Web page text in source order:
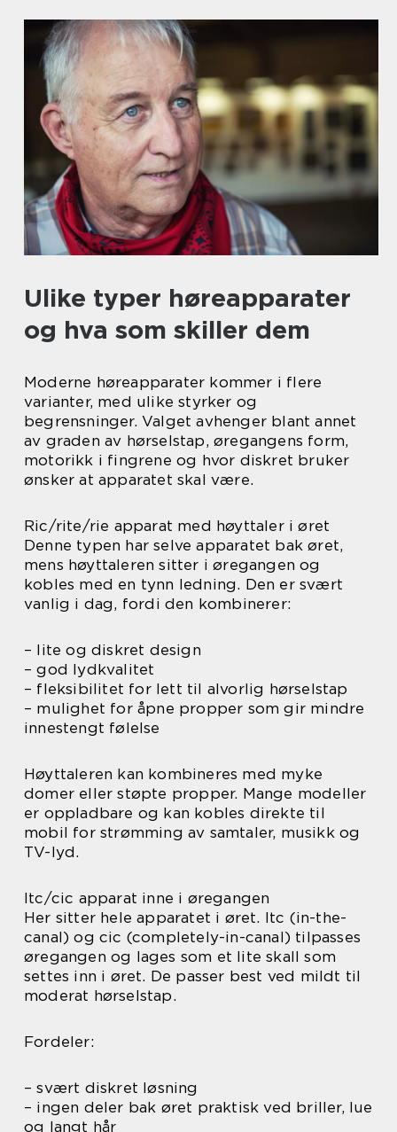
Ulike typer høreapparater
og hva som skiller dem
Moderne høreapparater kommer i flere
varianter, med ulike styrker og
begrensninger. Valget avhenger blant annet
av graden av hørselstap, øregangens form,
motorikk i fingrene og hvor diskret bruker
ønsker at apparatet skal være.
Ric/rite/rie apparat med høyttaler i øret
Denne typen har selve apparatet bak øret,
mens høyttaleren sitter i øregangen og
kobles med en tynn ledning. Den er svært
vanlig i dag, fordi den kombinerer:
– lite og diskret design
– god lydkvalitet
– fleksibilitet for lett til alvorlig hørselstap
– mulighet for åpne propper som gir mindre
innestengt følelse
Høyttaleren kan kombineres med myke
domer eller støpte propper. Mange modeller
er oppladbare og kan kobles direkte til
mobil for strømming av samtaler, musikk og
TV-lyd.
Itc/cic apparat inne i øregangen
Her sitter hele apparatet i øret. Itc (in-the-
canal) og cic (completely-in-canal) tilpasses
øregangen og lages som et lite skall som
settes inn i øret. De passer best ved mildt til
moderat hørselstap.
Fordeler:
– svært diskret løsning
– ingen deler bak øret praktisk ved briller, lue
og langt hår